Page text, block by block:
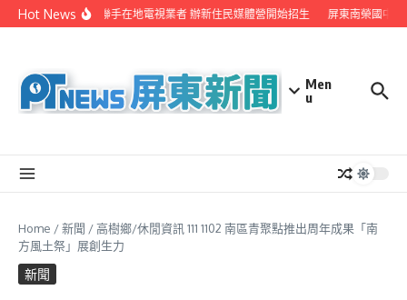
Skip to content
Hot News屏縣府聯手在地電視業者 辦新住民媒體營開始招生 屏東南榮國中
Men
u
Home /新聞 /高樹鄉/休閒資訊 111 1102 南區青聚點推出周年成果「南
方風土祭」展創生力
新聞